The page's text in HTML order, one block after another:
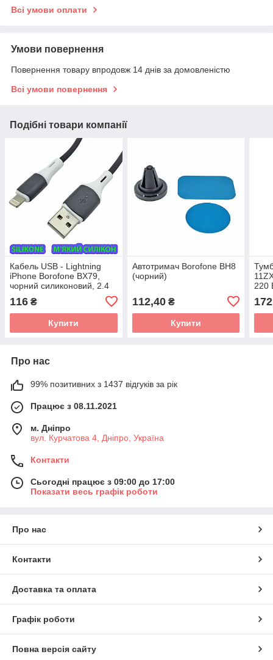
Всі умови оплати
Умови повернення
Повернення товару впродовж 14 днів за домовленістю
Всі умови повернення
Подібні товари компанії
Кабель USB - Lightning
iPhone Borofone BX79,
чорний силиконовий, 2.4
116 ₴
Купити
Автотримач Borofone BH8
(чорний)
112,40₴
Купити
220
Про нас
99% позитивних з 1437 відгуків за рік
Працює з 08.11.2021
м. Дніпро
вул. Курчатова 4, Дніпро, Україна
Контакти
Сьогодні працює з 09:00 до 17:00
Показати весь графік роботи
Про нас
Контакти
Доставка та оплата
Графік роботи
Повна версія сайту